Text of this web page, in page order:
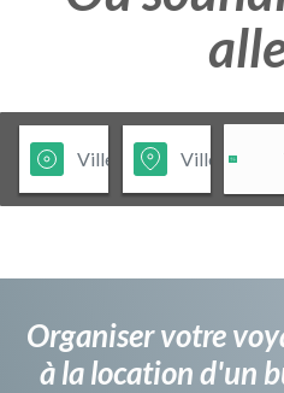
Organiser votre
à la location d'un